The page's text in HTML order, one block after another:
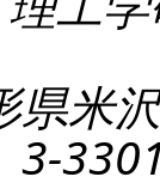
米
3-